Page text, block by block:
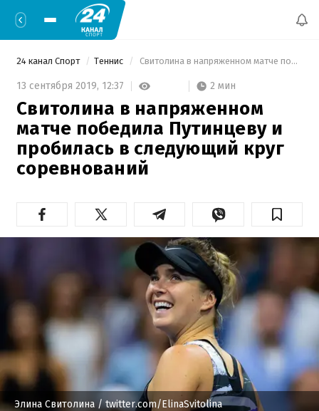
24 канал Спорт Теннис Свитолина в напряженном матче победила Путинцеву и пробилась в следующий круг соревнований
13 сентября 2019, 12:37 2 мин
Свитолина в напряженном
матче победила Путинцеву и
пробилась в следующий круг
соревнований
Элина Свитолина / twitter.com/ElinaSvitolina